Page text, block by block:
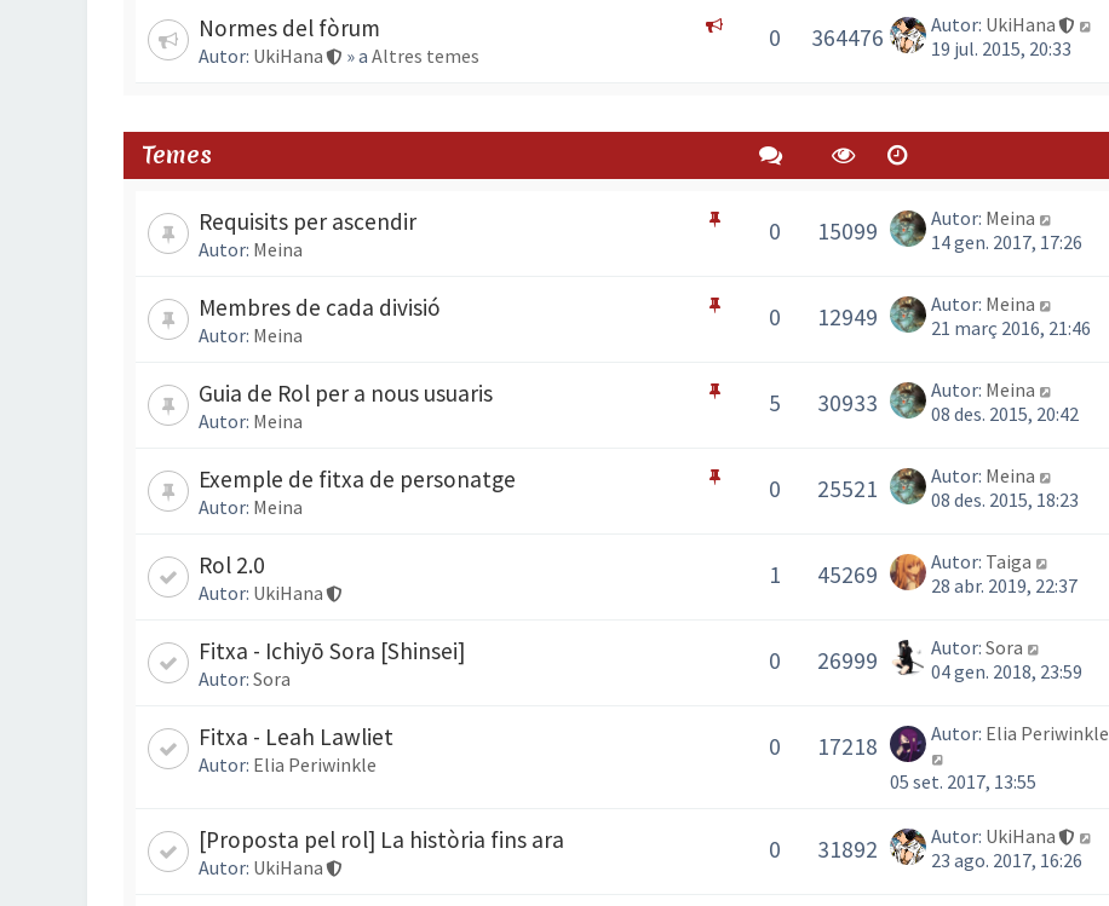
Normes del fòrum
Autor: UkiHana » a Altres temes
0 364476 Autor: UkiHana
19 jul. 2015, 20:33
Temes
Requisits per ascendir
Autor: Meina
0 15099 Autor: Meina
14 gen. 2017, 17:26
Membres de cada divisió
Autor: Meina
0 12949 Autor: Meina
21 març 2016, 21:46
Guia de Rol per a nous usuaris
Autor: Meina
5 30933 Autor: Meina
08 des. 2015, 20:42
Exemple de fitxa de personatge
Autor: Meina
0 25521 Autor: Meina
08 des. 2015, 18:23
Rol 2.0
Autor: UkiHana
1 45269 Autor: Taiga
28 abr. 2019, 22:37
Fitxa - Ichiyō Sora [Shinsei]
Autor: Sora
0 26999 Autor: Sora
04 gen. 2018, 23:59
Fitxa - Leah Lawliet
Autor: Elia Periwinkle
0 17218 Autor: Elia Periwinkle
05 set. 2017, 13:55
[Proposta pel rol] La història fins ara
Autor: UkiHana
0 31892 Autor: UkiHana
23 ago. 2017, 16:26